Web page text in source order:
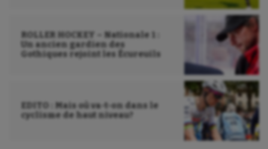
ROLLER HOCKEY – Nationale 1 :
Un ancien gardien des
Gothiques rejoint les Écureuils
EDITO : Mais où va-t-on dans le
cyclisme de haut niveau?